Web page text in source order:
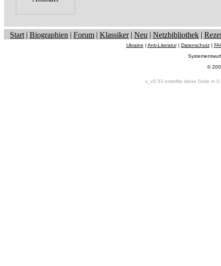
Start | Biographien | Forum | Klassiker| Neu | Netzbibliothek |
Ukraine | Anti-Literatur| Datenschutz|
©
v_v3.53 erstellte diese Seite in